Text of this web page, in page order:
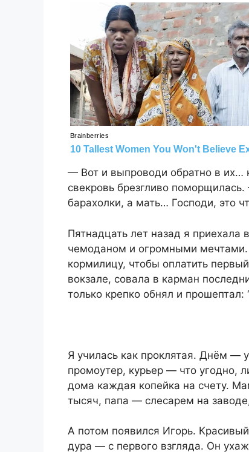
— Вот и выпроводи обратно в их…
свекровь брезгливо
барахолки, а мать… Господи, это
Пятнадцать лет назад я приехала
чемоданом и огромными
кормилицу, чтобы оплатить
вокзале, совала в карман
только крепко обнял и
Я училась как проклятая. Днём —
промоутер, курьер — что угодно,
дома каждая копейка на счету.
тысяч, папа — слесарем на
А потом появился Игорь.
дура — с первого взгляда. Он